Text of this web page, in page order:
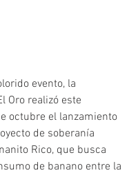
evento, la
Oro realizó este
octubre el lanzamiento
de soberanía
Rico, que busca
de banano entre la